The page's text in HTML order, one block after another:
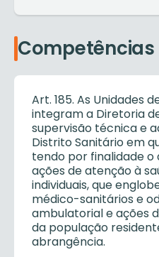
Competências
Art. 185. As Unidades
integram a Diretoria
supervisão técnica e
Distrito Sanitário em
tendo por finalidade
ações de atenção à
individuais, que
médico-sanitários e
ambulatorial e ações
da população
abrangência.